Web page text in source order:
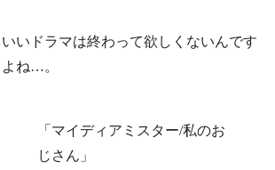
いいドラマは終わって欲しくないんです
よね…。
「マイディアミスター/私のお
じさん」